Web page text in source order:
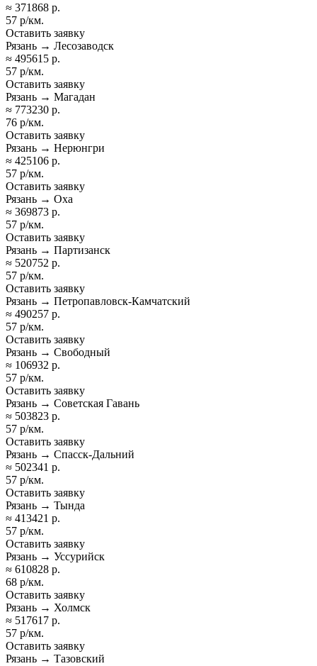
≈ 371868 р.
57 р/км.
Оставить заявку
Рязань → Лесозаводск
≈ 495615 р.
57 р/км.
Оставить заявку
Рязань → Магадан
≈ 773230 р.
76 р/км.
Оставить заявку
Рязань → Нерюнгри
≈ 425106 р.
57 р/км.
Оставить заявку
Рязань → Оха
≈ 369873 р.
57 р/км.
Оставить заявку
Рязань → Партизанск
≈ 520752 р.
57 р/км.
Оставить заявку
Рязань → Петропавловск-Камчатский
≈ 490257 р.
57 р/км.
Оставить заявку
Рязань → Свободный
≈ 106932 р.
57 р/км.
Оставить заявку
Рязань → Советская Гавань
≈ 503823 р.
57 р/км.
Оставить заявку
Рязань → Спасск-Дальний
≈ 502341 р.
57 р/км.
Оставить заявку
Рязань → Тында
≈ 413421 р.
57 р/км.
Оставить заявку
Рязань → Уссурийск
≈ 610828 р.
68 р/км.
Оставить заявку
Рязань → Холмск
≈ 517617 р.
57 р/км.
Оставить заявку
Рязань → Тазовский